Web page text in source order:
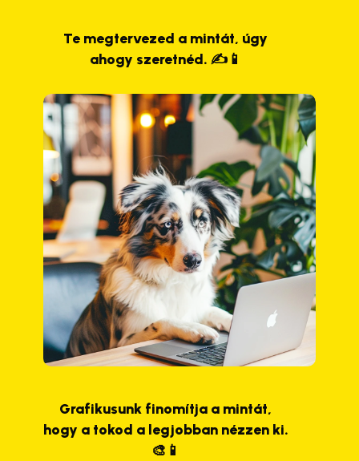
Te megtervezed a mintát, úgy
ahogy szeretnéd. ✍️📱
Grafikusunk finomítja a mintát,
hogy a tokod a legjobban nézzen ki.
🎨📱